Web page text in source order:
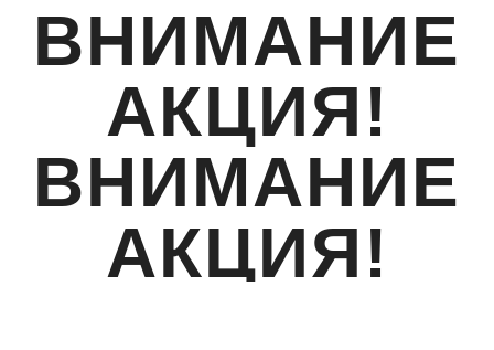
ВНИМАНИЕ
АКЦИЯ!
ВНИМАНИЕ
АКЦИЯ!